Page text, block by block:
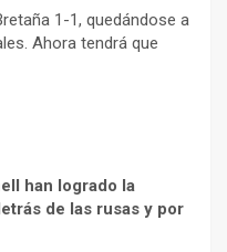
1-1, quedándose a
Ahora tendrá que
han logrado la
de las rusas y por